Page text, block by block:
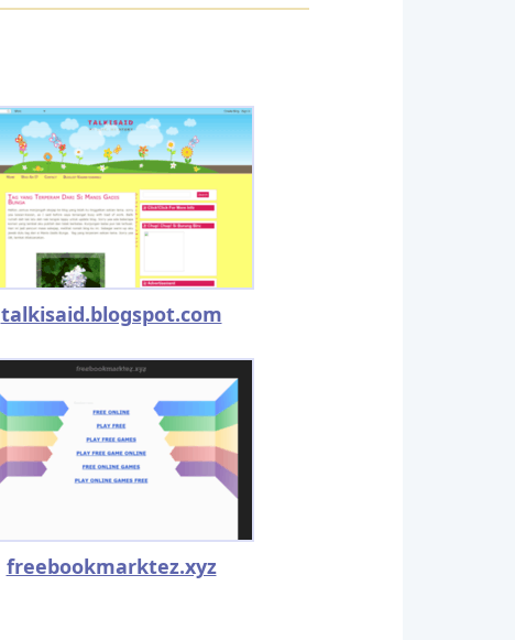
talkisaid.blogspot.com
freebookmarktez.xyz